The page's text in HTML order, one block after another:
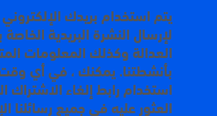
يتم استخدام بريدك
لإرسال النشرة البريدية الخاصة
العدالة وكذلك المعلومات
بأنشطتنا. يمكنك ، في أي
استخدام رابط إلغاء الاشتراك
العثور عليه في جميع رسائلنا